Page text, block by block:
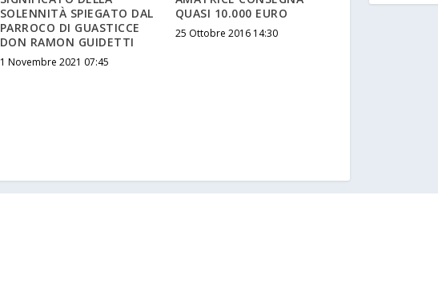
SOLENNITÀ SPIEGATO DAL
PARROCO DI GUASTICCE
DON RAMON GUIDETTI
1 Novembre 2021 07:45
QUASI 10.000 EURO
25 Ottobre 2016 14:30